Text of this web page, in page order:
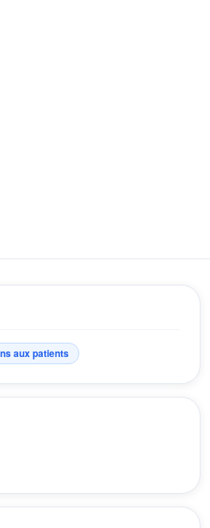
aux patients